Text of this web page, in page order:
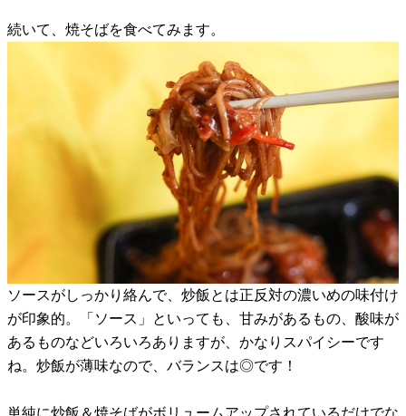
続いて、焼そばを食べてみます。
ソースがしっかり絡んで、炒飯とは正反対の濃いめの味付け
が印象的。「ソース」といっても、甘みがあるもの、酸味が
あるものなどいろいろありますが、かなりスパイシーです
ね。炒飯が薄味なので、バランスは◎です！